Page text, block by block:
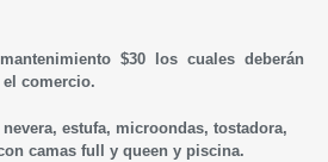
$30 los cuales deberán
el comercio.
estufa, microondas, tostadora,
camas full y queen y piscina.